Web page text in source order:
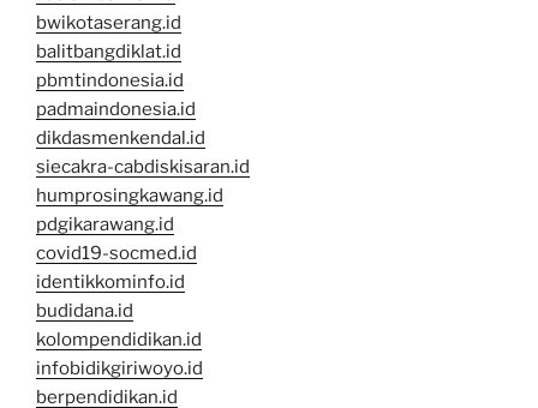
bwikotaserang.id
balitbangdiklat.id
pbmtindonesia.id
padmaindonesia.id
dikdasmenkendal.id
siecakra-cabdiskisaran.id
humprosingkawang.id
pdgikarawang.id
covid19-socmed.id
identikkominfo.id
budidana.id
kolompendidikan.id
infobidikgiriwoyo.id
berpendidikan.id